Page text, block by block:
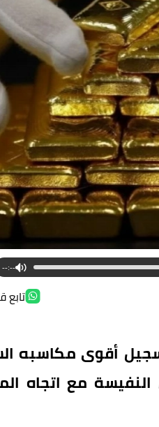
--:--
أقوى مكاسبه
مع اتجاه